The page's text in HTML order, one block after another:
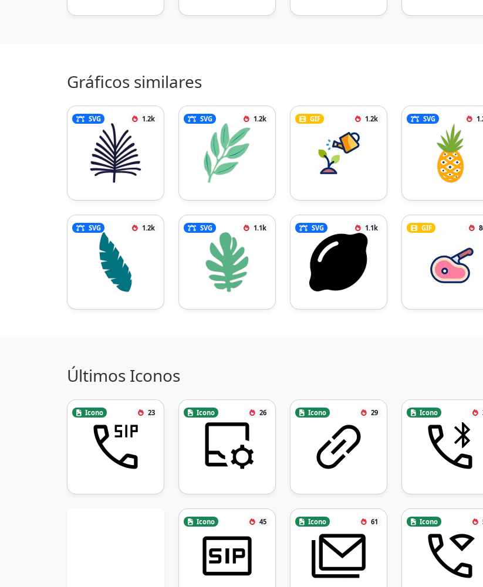
Gráficos similares
SVG 1.2k SVG 1.2k GIF 1.2k SVG
SVG 1.2k SVG 1.1k SVG 1.1k GIF
Últimos Iconos
Icono 23 Icono 26 Icono 29 Icono
Icono 45 Icono 61 Icono